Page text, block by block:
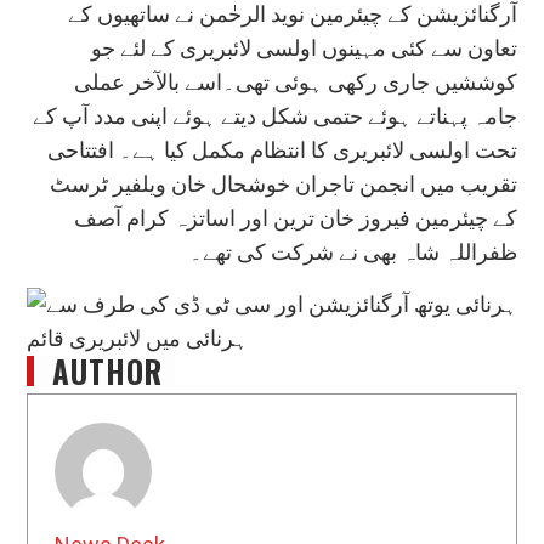
آرگنائزیشن کے چیئرمین نوید الرحٰمن نے ساتھیوں کے
تعاون سے کئی مہینوں اولسی لائبریری کے لئے جو
کوششیں جاری رکھی ہوئی تھی۔اسے بالآخر عملی
جامہ پہناتے ہوئے حتمی شکل دیتے ہوئے اپنی مدد آپ کے
تحت اولسی لائبریری کا انتظام مکمل کیا ہے۔ افتتاحی
تقریب میں انجمن تاجران خوشحال خان ویلفیر ٹرسٹ
کے چیئرمین فیروز خان ترین اور اساتزہ کرام آصف
ظفراللہ شاہ بھی نے شرکت کی تھے۔
AUTHOR